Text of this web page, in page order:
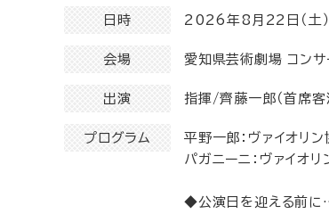
日時 2026年8月22日（土
会場 愛知県芸術劇場 コンサ
出演 指揮/齊藤一郎（首席
プログラム
平野一郎：ヴァイオリ
パガニーニ：ヴァイ
◆公演日を迎える前に